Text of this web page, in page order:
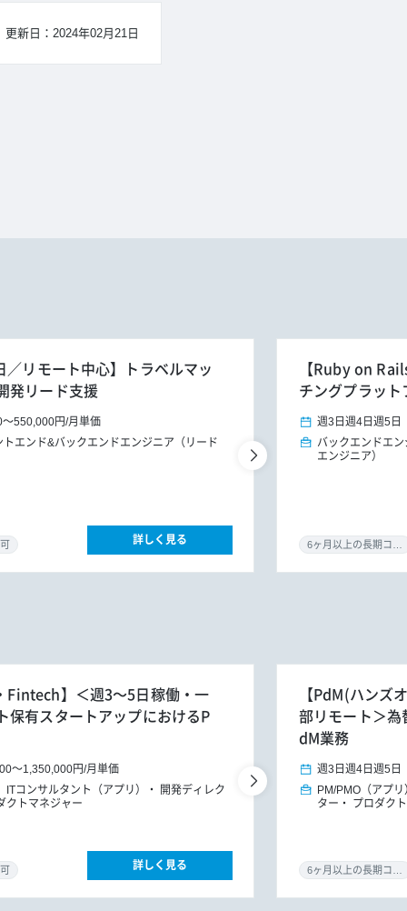
更新日：2024年02月21日
リモート中心】トラベルマッ
発リード支援
～550,000円/月単価
トエンド&バックエンドエンジニア（リード
詳しく見る
【Ruby on
チングプラッ
週3日 週4日 週5日
バックエンドエン
エンジニア）
Fintech】＜週3～5日稼働・一
保有スタートアップにおけるP
～1,350,000円/月単価
ITコンサルタント（アプリ）
開発ディレク
クトマネジャー
詳しく見る
【PdM(ハンズ
部リモート＞
dM業務
週3日 週4日 週5日
PM/PMO（アプリ
ター
プロダク